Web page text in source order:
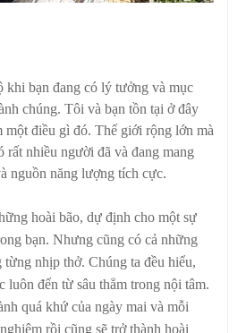
khi bạn đang có lý tưởng và mục
chúng. Tôi và bạn tồn tại ở đây
một điều gì đó. Thế giới rộng lớn mà
rất nhiều người đã và đang mang
nguồn năng lượng tích cực.
hoài bão, dự định cho một sự
bạn. Nhưng cũng có cả những
nhịp thở. Chúng ta đều hiểu,
luôn đến từ sâu thẳm trong nội tâm.
quá khứ của ngày mai và mỗi
rồi cũng sẽ trở thành hoài